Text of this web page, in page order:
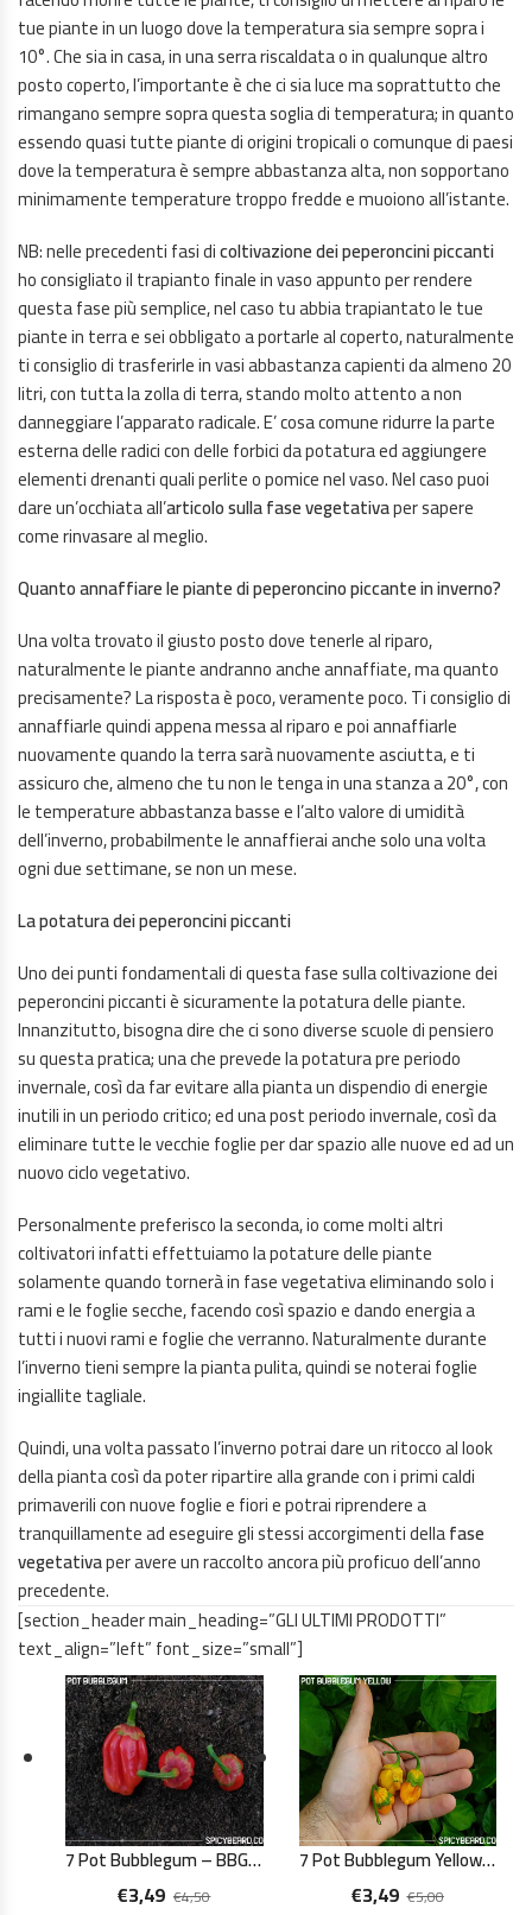
tue piante in un luogo dove la temperatura sia sempre sopra i
10°. Che sia in casa, in una serra riscaldata o in qualunque altro
posto coperto, l’importante è che ci sia luce ma soprattutto che
rimangano sempre sopra questa soglia di temperatura; in quanto
essendo quasi tutte piante di origini tropicali o comunque di paesi
dove la temperatura è sempre abbastanza alta, non sopportano
minimamente temperature troppo fredde e muoiono all’istante.
NB: nelle precedenti fasi dicoltivazione dei peperoncini piccanti
ho consigliato il trapianto finale in vaso appunto per rendere
questa fase più semplice, nel caso tu abbia trapiantato le tue
piante in terra e sei obbligato a portarle al coperto, naturalmente
ti consiglio di trasferirle in vasi abbastanza capienti da almeno 20
litri, con tutta la zolla di terra, stando molto attento a non
danneggiare l’apparato radicale. E’ cosa comune ridurre la parte
esterna delle radici con delle forbici da potatura ed aggiungere
elementi drenanti quali perlite o pomice nel vaso. Nel caso puoi
dare un’occhiata all’articolo sulla fase vegetativaper sapere
come rinvasare al meglio.
Quanto annaffiare le piante di peperoncino piccante in inverno?
Una volta trovato il giusto posto dove tenerle al riparo,
naturalmente le piante andranno anche annaffiate, ma quanto
precisamente? La risposta è poco, veramente poco. Ti consiglio di
annaffiarle quindi appena messa al riparo e poi annaffiarle
nuovamente quando la terra sarà nuovamente asciutta, e ti
assicuro che, almeno che tu non le tenga in una stanza a 20°, con
le temperature abbastanza basse e l’alto valore di umidità
dell’inverno, probabilmente le annaffierai anche solo una volta
ogni due settimane, se non un mese.
La potatura dei peperoncini piccanti
Uno dei punti fondamentali di questa fase sulla coltivazione dei
peperoncini piccanti è sicuramente la potatura delle piante.
Innanzitutto, bisogna dire che ci sono diverse scuole di pensiero
su questa pratica; una che prevede la potatura pre periodo
invernale, così da far evitare alla pianta un dispendio di energie
inutili in un periodo critico; ed una post periodo invernale, così da
eliminare tutte le vecchie foglie per dar spazio alle nuove ed ad un
nuovo ciclo vegetativo.
Personalmente preferisco la seconda, io come molti altri
coltivatori infatti effettuiamo la potature delle piante
solamente quando tornerà in fase vegetativa eliminando solo i
rami e le foglie secche, facendo così spazio e dando energia a
tutti i nuovi rami e foglie che verranno. Naturalmente durante
l’inverno tieni sempre la pianta pulita, quindi se noterai foglie
ingiallite tagliale.
Quindi, una volta passato l’inverno potrai dare un ritocco al look
della pianta così da poter ripartire alla grande con i primi caldi
primaverili con nuove foglie e fiori e potrai riprendere a
tranquillamente ad eseguire gli stessi accorgimenti dellafase
vegetativaper avere un raccolto ancora più proficuo dell’anno
precedente.
[section_header main_heading=”GLI ULTIMI PRODOTTI”
text_align=”left” font_size=”small”]
7 Pot Bubblegum – BBG7 – Capsicum Chinense – 10 Semi Puri
€4,50
€3,49
7 Pot Bubblegum Yellow – Capsicum Chinense – 10 Semi Puri
€5,00
€3,49